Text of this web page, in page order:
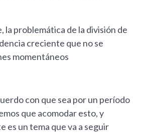
la problemática de la división de
creciente que no se
momentáneos
con que sea por un período
que acomodar esto, y
es un tema que va a seguir